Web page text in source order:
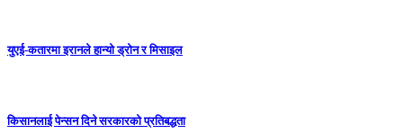
युएई-कतारमा इरानले हान्यो ड्रोन र मिसाइल
किसानलाई पेन्सन दिने सरकारको प्रतिबद्धता